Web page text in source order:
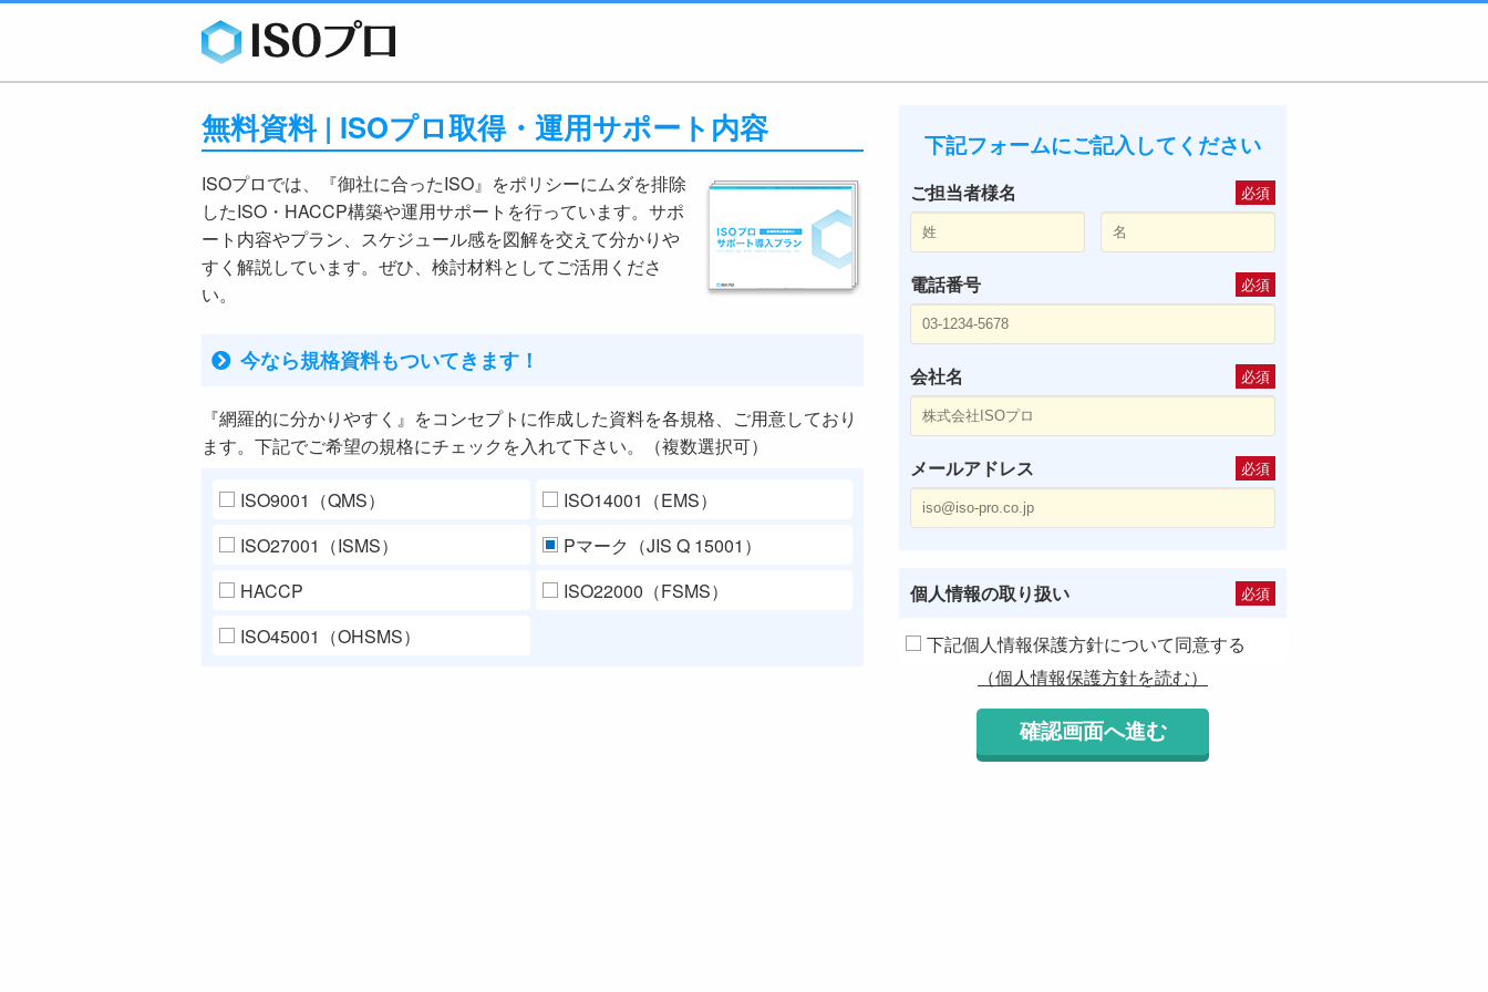
無料資料 | ISOプロ取得・運用サポート内容
ISOプロでは、『御社に合ったISO』をポリシーにムダを排除
したISO・HACCP構築や運用サポートを行っています。サポ
ート内容やプラン、スケジュール感を図解を交えて分かりや
すく解説しています。ぜひ、検討材料としてご活用くださ
い。
今なら規格資料もついてきます！
『網羅的に分かりやすく』をコンセプトに作成した資料を各規格、ご用意しており
ます。下記でご希望の規格にチェックを入れて下さい。（複数選択可）
ISO9001（QMS）
ISO14001（EMS）
ISO27001（ISMS）
Pマーク（JIS Q 15001）
HACCP
ISO22000（FSMS）
ISO45001（OHSMS）
下記フォームにご記入してください
ご担当者様名 必須
電話番号 必須
会社名 必須
メールアドレス 必須
個人情報の取り扱い 必須
下記個人情報保護方針について同意する
（個人情報保護方針を読む）